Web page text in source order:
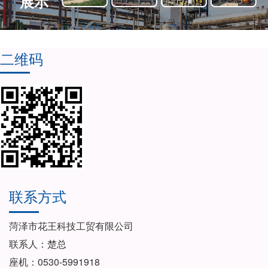
二维码
联系方式
菏泽市花王科技工贸有限公司
联系人：楚总
座机：0530-5991918